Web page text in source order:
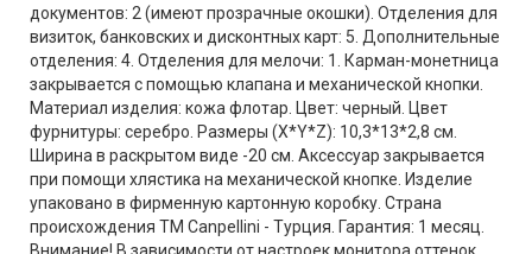
документов: 2 (имеют прозрачные окошки). Отделения для
визиток, банковских и дисконтных карт: 5. Дополнительные
отделения: 4. Отделения для мелочи: 1. Карман-монетница
закрывается с помощью клапана и механической кнопки.
Материал изделия: кожа флотар. Цвет: черный. Цвет
фурнитуры: серебро. Размеры (X*Y*Z): 10,3*13*2,8 см.
Ширина в раскрытом виде -20 см. Аксессуар закрывается
при помощи хлястика на механической кнопке. Изделие
упаковано в фирменную картонную коробку. Страна
происхождения ТМ Canpellini - Турция. Гарантия: 1 месяц.